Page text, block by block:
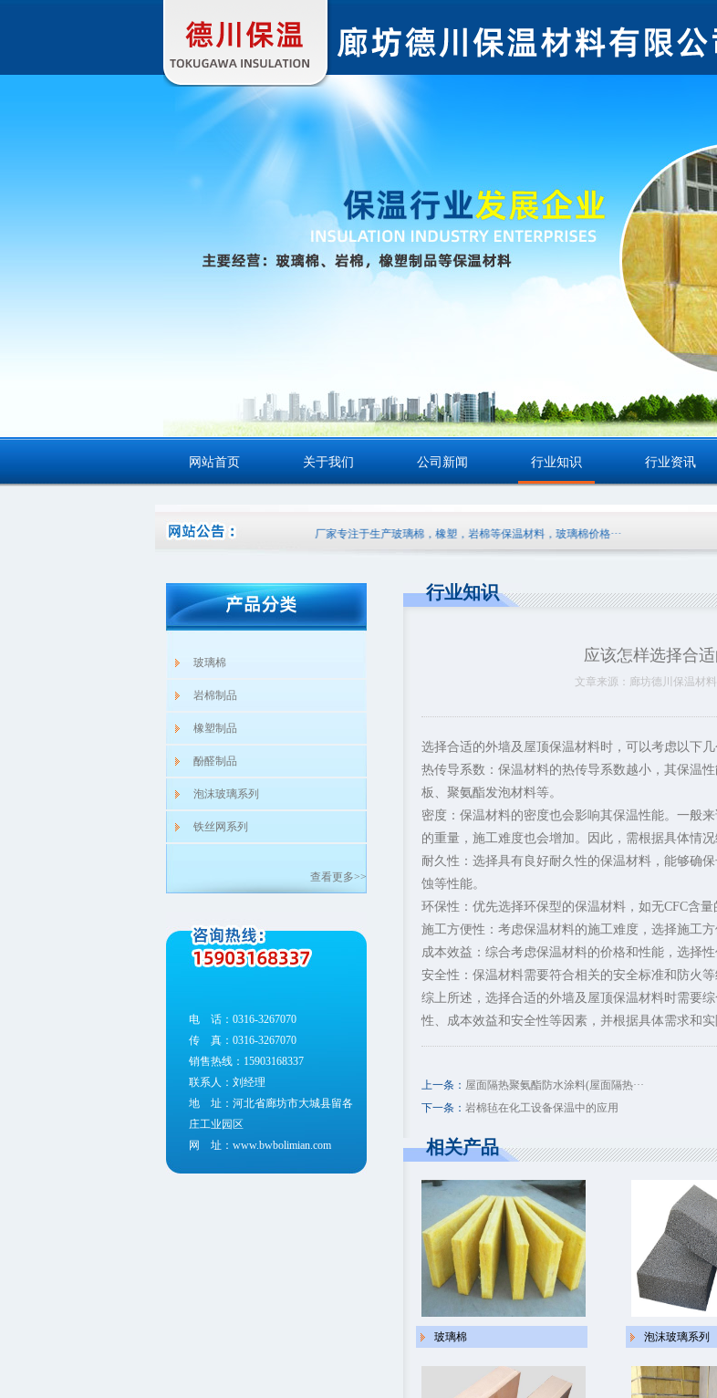
网站首页 关于我们 公司新闻 行业知识 行业资讯
玻璃棉厂家专注于生产玻璃棉，橡塑，岩棉等保温材料，玻璃棉价格···
玻璃棉
岩棉制品
橡塑制品
酚醛制品
泡沫玻璃系列
铁丝网系列
查看更多>>
电 话：0316-3267070
传 真：0316-3267070
销售热线：15903168337
联系人：刘经理
地 址：河北省廊坊市大城县留各
庄工业园区
网 址：www.bwbolimian.com
行业知识
应该怎样选择合
文章来源：廊坊德川保温材
选择合适的外墙及屋顶保温材料时，可以考虑以下几
热传导系数：保温材料的热传导系数越小，其保温
板、聚氨酯发泡材料等。
密度：保温材料的密度也会影响其保温性能。一般
的重量，施工难度也会增加。因此，需根据具体情况
耐久性：选择具有良好耐久性的保温材料，能够确
蚀等性能。
环保性：优先选择环保型的保温材料，如无CFC含
施工方便性：考虑保温材料的施工难度，选择施工
成本效益：综合考虑保温材料的价格和性能，选择性
安全性：保温材料需要符合相关的安全标准和防火
综上所述，选择合适的外墙及屋顶保温材料时需要
性、成本效益和安全性等因素，并根据具体需求和实
上一条： 屋面隔热聚氨酯防水涂料(屋面隔热···
下一条： 岩棉毡在化工设备保温中的应用
相关产品
玻璃棉 泡沫玻璃系列